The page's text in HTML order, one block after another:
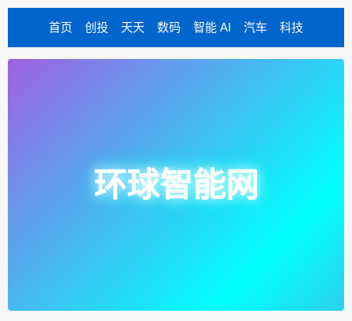
首页 创投 天天 数码 智能 AI 汽车 科技
环球智能网